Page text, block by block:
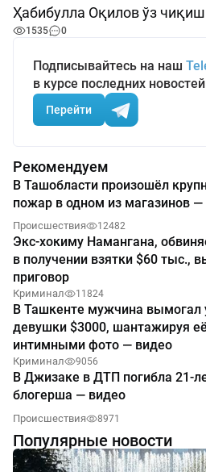
Ҳабибулла Оқилов ўз
1535 0
Подписывайтесь на наш
в курсе последних
Перейти
Рекомендуем
В Ташобласти произошёл
пожар в одном из магазинов —
Происшествия 12482
Экс-хокиму Намангана,
в получении взятки $60 тыс.,
приговор
Криминал 11824
В Ташкенте мужчина вымогал
девушки $3000, шантажируя её
интимными фото — видео
Криминал 9056
В Джизаке в ДТП погибла 21-
блогерша — видео
Происшествия 8971
Популярные новости